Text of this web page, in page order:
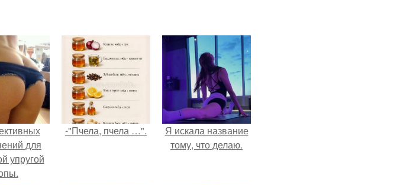
для
упругой
-"Пчела, пчела …".
Я искала название
тому, что делаю.